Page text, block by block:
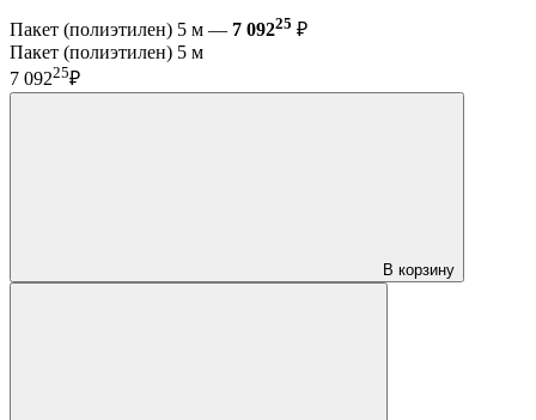
Пакет (полиэтилен) 5 м — 7 09225 ₽
Пакет (полиэтилен) 5 м
7 09225₽
В корзину